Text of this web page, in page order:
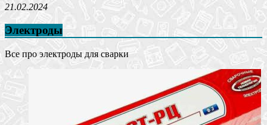
21.02.2024
Электроды
Все про электроды для сварки